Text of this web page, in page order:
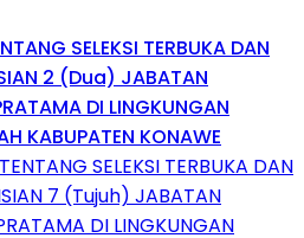
SELEKSI TERBUKA DAN
2 (Dua) JABATAN
DI LINGKUNGAN
KABUPATEN KONAWE